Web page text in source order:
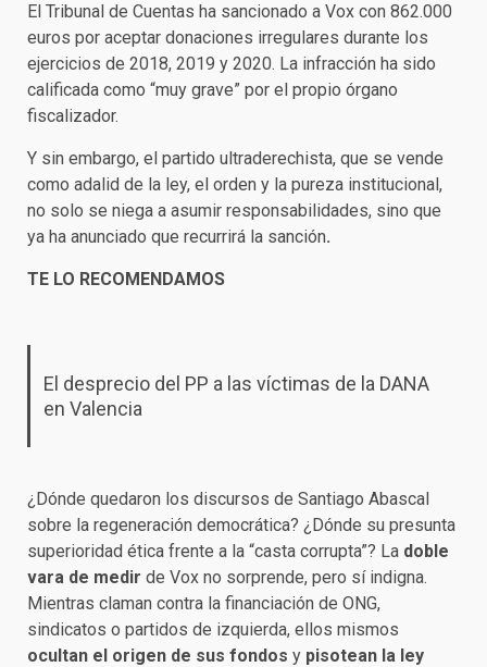
El Tribunal de Cuentas ha sancionado a Vox con 862.000
euros por aceptar donaciones irregulares durante los
ejercicios de 2018, 2019 y 2020. La infracción ha sido
calificada como “muy grave” por el propio órgano
fiscalizador.
Y sin embargo, el partido ultraderechista, que se vende
como adalid de la ley, el orden y la pureza institucional,
no solo se niega a asumir responsabilidades, sino que
ya ha anunciado que recurrirá la sanción.
TE LO RECOMENDAMOS
El desprecio del PP a las víctimas de la DANA
en Valencia
¿Dónde quedaron los discursos de Santiago Abascal
sobre la regeneración democrática? ¿Dónde su presunta
superioridad ética frente a la “casta corrupta”? La doble
vara de medir de Vox no sorprende, pero sí indigna.
Mientras claman contra la financiación de ONG,
sindicatos o partidos de izquierda, ellos mismos
ocultan el origen de sus fondos y pisotean la ley